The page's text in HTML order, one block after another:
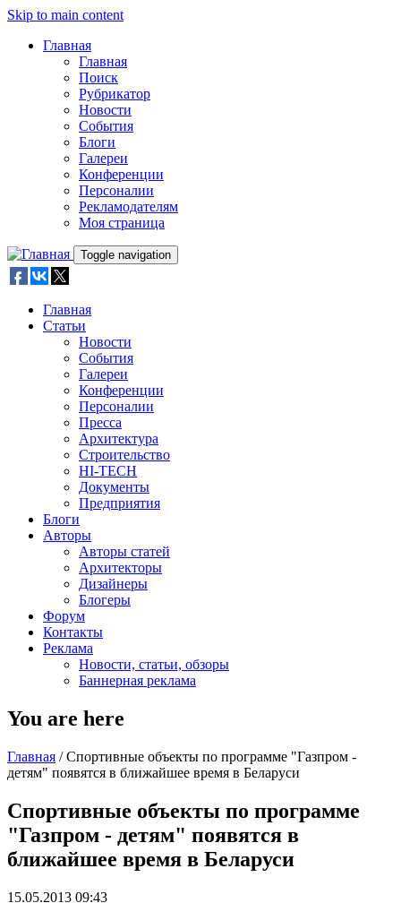
Skip to main content
Главная
Главная
Поиск
Рубрикатор
Новости
События
Блоги
Галереи
Конференции
Персоналии
Рекламодателям
Моя страница
Toggle navigation
Главная
Статьи
Новости
События
Галереи
Конференции
Персоналии
Пресса
Архитектура
Строительство
HI-TECH
Документы
Предприятия
Блоги
Авторы
Авторы статей
Архитекторы
Дизайнеры
Блогеры
Форум
Контакты
Реклама
Новости, статьи, обзоры
Баннерная реклама
You are here
Главная / Спортивные объекты по программе "Газпром -
детям" появятся в ближайшее время в Беларуси
Спортивные объекты по программе
"Газпром - детям" появятся в
ближайшее время в Беларуси
15.05.2013 09:43